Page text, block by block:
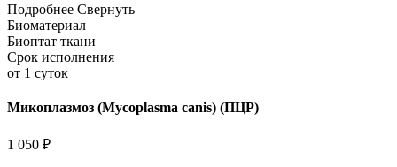
Подробнее Свернуть
Биоматериал
Биоптат ткани
Срок исполнения
от 1 суток
Микоплазмоз (Mycoplasma canis) (ПЦР)
1 050 ₽